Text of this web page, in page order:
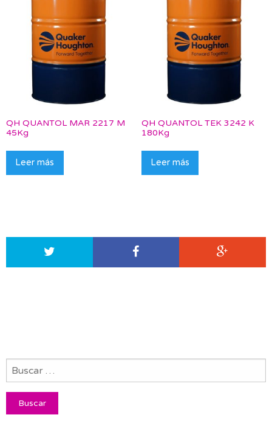
QH QUANTOL MAR 2217 M
45Kg
Leer más
QH QUANTOL TEK 3242 K
180Kg
Leer más